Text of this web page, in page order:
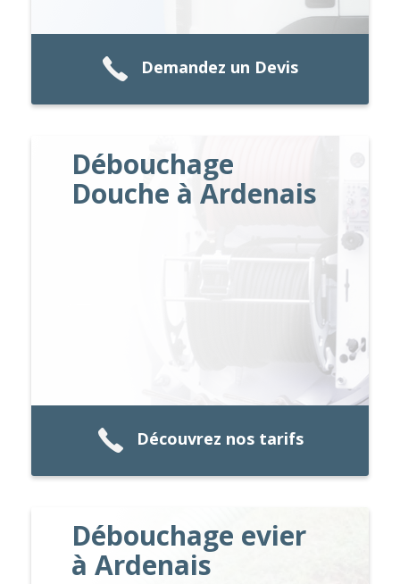
Demandez un Devis
Débouchage
Douche à Ardenais
Découvrez nos tarifs
Débouchage evier
à Ardenais